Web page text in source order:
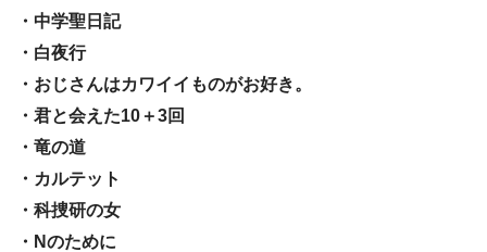
・中学聖日記
・白夜行
・おじさんはカワイイものがお好き。
・君と会えた10＋3回
・竜の道
・カルテット
・科捜研の女
・Nのために